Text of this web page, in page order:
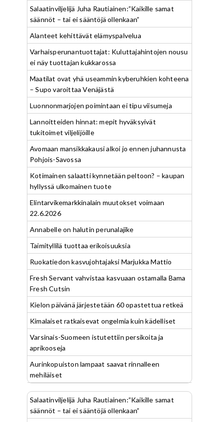
Salaatinviljelijä Juha Rautiainen:”Kaikille samat
säännöt – tai ei sääntöjä ollenkaan”
Alanteet kehittävät elämyspalvelua
Varhaisperunantuottajat: Kuluttajahintojen nousu
ei näy tuottajan kukkarossa
Maatilat ovat yhä useammin kyberuhkien kohteena
– Supo varoittaa Venäjästä
Luonnonmarjojen poimintaan ei tipu viisumeja
Lannoitteiden hinnat: mepit hyväksyivät
tukitoimet viljelijöille
Avomaan mansikkakausi alkoi jo ennen juhannusta
Pohjois-Savossa
Kotimainen salaatti kynnetään peltoon? – kaupan
hyllyssä ulkomainen tuote
Elintarvikemarkkinalain muutokset voimaan
22.6.2026
Annabelle on halutin perunalajike
Taimityllilä tuottaa erikoisuuksia
Ruokatiedon kasvujohtajaksi Marjukka Mattio
Fresh Servant vahvistaa kasvuaan ostamalla Bama
Fresh Cutsin
Kielon päivänä järjestetään 60 opastettua retkeä
Kimalaiset ratkaisevat ongelmia kuin kädelliset
Varsinais-Suomeen istutettiin persikoita ja
aprikooseja
Aurinkopuiston lampaat saavat rinnalleen
mehiläiset
Salaatinviljelijä Juha Rautiainen:”Kaikille samat
säännöt – tai ei sääntöjä ollenkaan”